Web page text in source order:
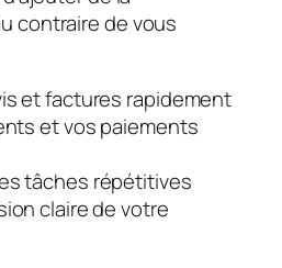
contraire de vous
et factures rapidement
et vos paiements
tâches répétitives
claire de votre